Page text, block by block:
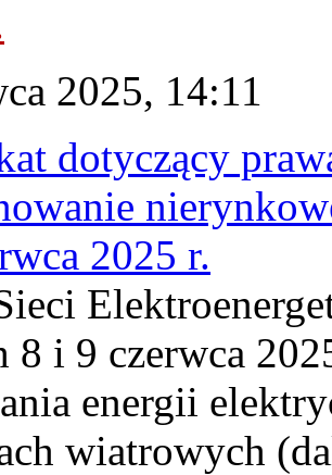
2025, 14:11
dotyczący
2025 r.
8 i 9 czerwca
energii
wiatrowych